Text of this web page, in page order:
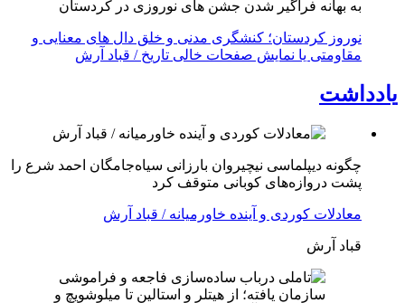
به بهانه فراگیر شدن جشن های نوروزی در کردستان
نوروز کردستان؛ کنشگری مدنی و خلق دال های معنایی و
مقاومتی یا نمایش صفحات خالی تاریخ / قباد آرش
یادداشت
چگونه دیپلماسی نیچیروان بارزانی سیاەجامگان احمد شرع را
پشت دروازەهای کوبانی متوقف کرد
معادلات کوردی و آینده خاورمیانه / قباد آرش
قباد آرش